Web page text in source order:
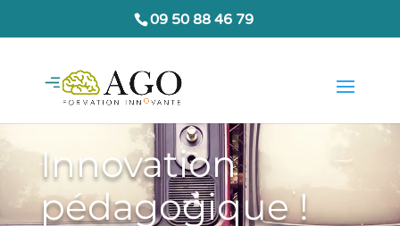
09 50 88 46 79
Innovation
pédagogique !